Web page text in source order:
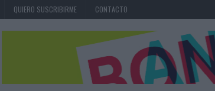
QUIERO SUSCRIBIRME CONTACTO